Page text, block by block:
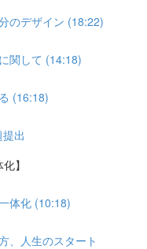
のデザイン (18:22)
関して (14:18)
(16:18)
出
】
体化 (10:18)
、人生のスタート